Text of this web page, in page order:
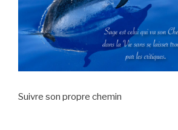
Suivre son propre chemin